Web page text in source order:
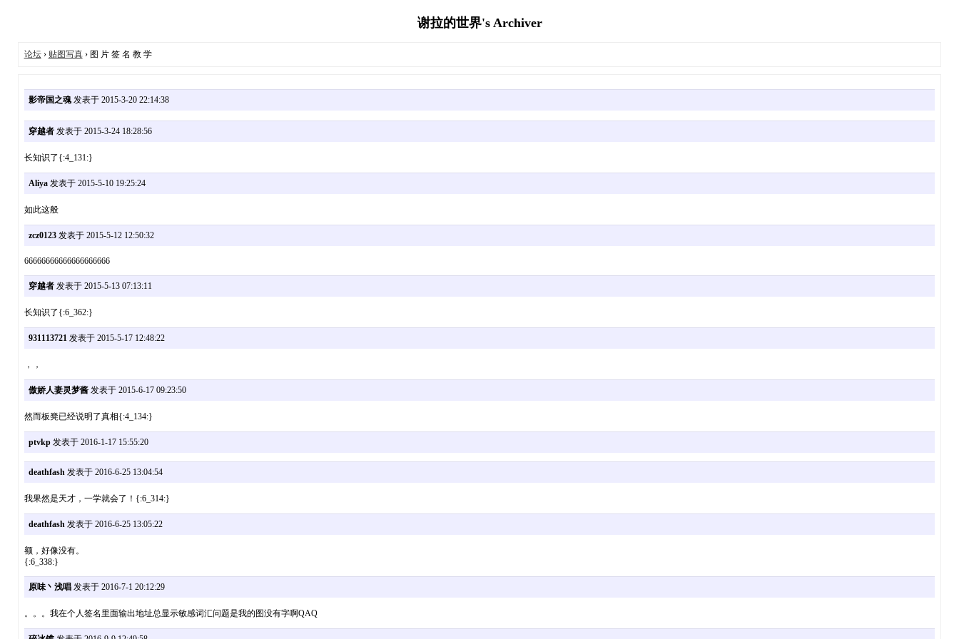
谢拉的世界's Archiver
论坛› 贴图写真› 图 片 签 名 教 学
影帝国之魂发表于 2015-3-20 22:14:38
穿越者发表于 2015-3-24 18:28:56
长知识了{:4_131:}
Aliya发表于 2015-5-10 19:25:24
如此这般
zcz0123发表于 2015-5-12 12:50:32
66666666666666666666
穿越者发表于 2015-5-13 07:13:11
长知识了{:6_362:}
931113721发表于 2015-5-17 12:48:22
，，
傲娇人妻灵梦酱发表于 2015-6-17 09:23:50
然而板凳已经说明了真相{:4_134:}
ptvkp发表于 2016-1-17 15:55:20
deathfash发表于 2016-6-25 13:04:54
我果然是天才，一学就会了！{:6_314:}
deathfash发表于 2016-6-25 13:05:22
额，好像没有。
{:6_338:}
原味丶浅唱发表于 2016-7-1 20:12:29
。。。我在个人签名里面输出地址总显示敏感词汇问题是我的图没有字啊QAQ